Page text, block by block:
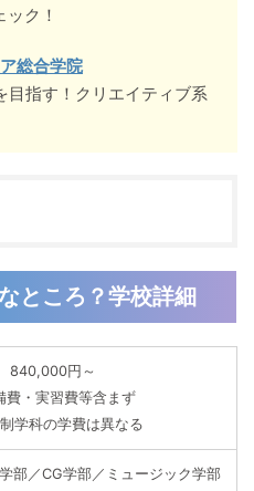
ク！
総合学院
指す！クリエイティブ系
ところ？学校詳細
840,000円～
費・実習費等含まず
学科の学費は異なる
部／CG学部／ミュージック学部